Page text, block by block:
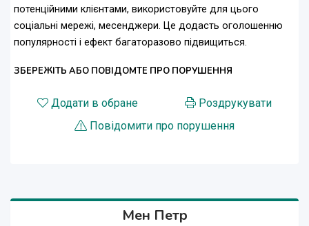
потенційними клієнтами, використовуйте для цього
соціальні мережі, месенджери. Це додасть оголошенню
популярності і ефект багаторазово підвищиться.
ЗБЕРЕЖІТЬ АБО ПОВІДОМТЕ ПРО ПОРУШЕННЯ
Додати в обране
Роздрукувати
Повідомити про порушення
Мен Петр